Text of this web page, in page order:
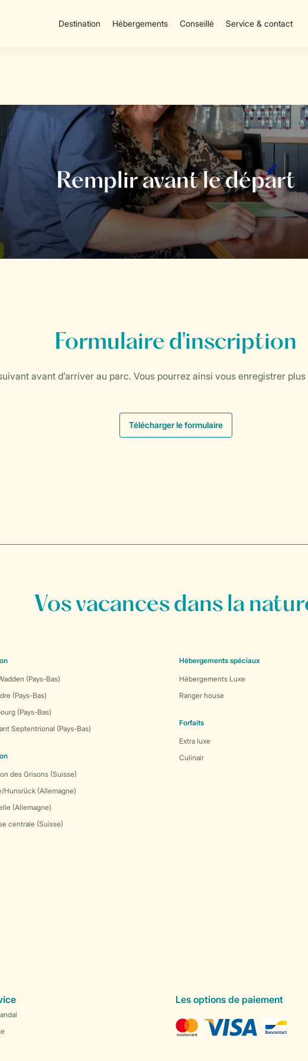
Destination Hébergements Conseillé Service & contact
Formulaire d'inscription
avant d’arriver au parc. Vous pourrez ainsi vous enregistrer
Télécharger le formulaire
Vos vacances dans la
(Pays-Bas)
(Pays-Bas)
(Pays-Bas)
Septentrional (Pays-Bas)
des Grisons (Suisse)
Hunsrück (Allemagne)
(Allemagne)
centrale (Suisse)
Hébergements spéciaux
Hébergements Luxe
Ranger house
Forfaits
Extra luxe
Culinair
Les options de paiement